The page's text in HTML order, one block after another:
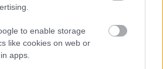
to enable storage
like cookies on web or
apps.